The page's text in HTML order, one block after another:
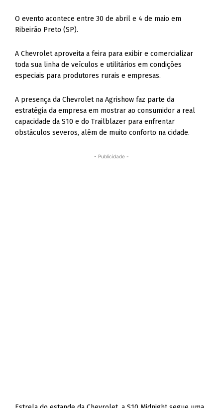
O evento acontece entre 30 de abril e 4 de maio em
Ribeirão Preto (SP).
A Chevrolet aproveita a feira para exibir e comercializar
toda sua linha de veículos e utilitários em condições
especiais para produtores rurais e empresas.
A presença da Chevrolet na Agrishow faz parte da
estratégia da empresa em mostrar ao consumidor a real
capacidade da S10 e do Trailblazer para enfrentar
obstáculos severos, além de muito conforto na cidade.
- Publicidade -